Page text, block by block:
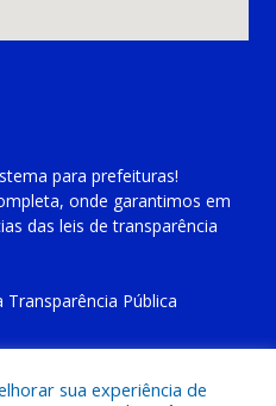
para prefeituras!
onde garantimos em
das leis de transparência
Transparência Pública
sua experiência de